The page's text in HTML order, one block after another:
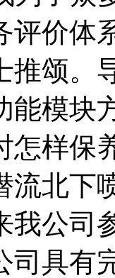
评价体
推颂。
能模块
怎样保
流北下
我公司
司具有